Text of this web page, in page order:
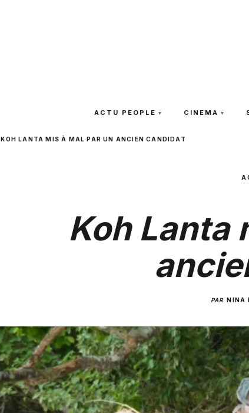
ACTU PEOPLE CINEMA
KOH LANTA MIS À MAL PAR UN ANCIEN CANDIDAT
Koh Lanta
PARNINA